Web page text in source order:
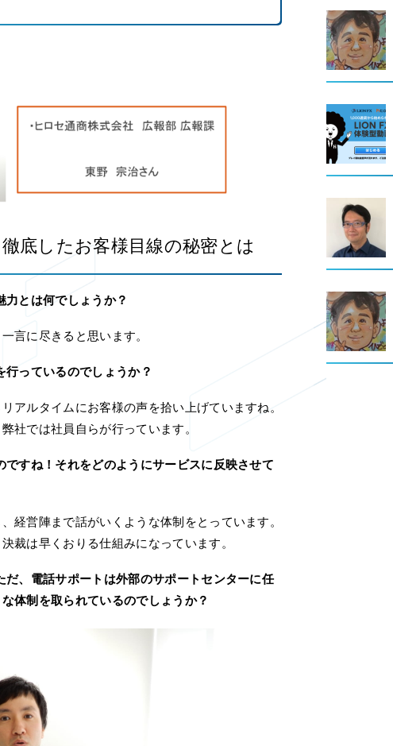
底したお客様目線の秘密とは
とは何でしょうか？
一言に尽きると思います。
っているのでしょうか？
アルタイムにお客様の声を拾い上げていますね。
社では社員自らが行っています。
すね！それをどのようにサービスに反映させて
経営陣まで話がいくような体制をとっています。
裁は早くおりる仕組みになっています。
、電話サポートは外部のサポートセンターに任
体制を取られているのでしょうか？